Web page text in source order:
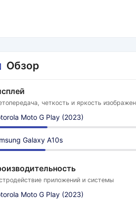
Обзор
четкость и яркость
Moto G Play (2023)
Galaxy A10s
приложений и системы
Moto G Play (2023)